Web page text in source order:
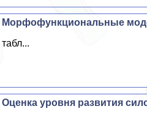
Морфофункциональные
табл...
Оценка уровня развития